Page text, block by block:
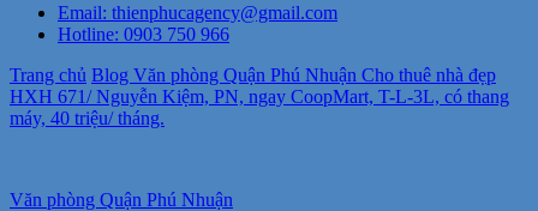
Email: thienphucagency@gmail.com
Hotline: 0903 750 966
Trang chủ Blog Văn phòng Quận Phú Nhuận Cho thuê nhà đẹp
HXH 671/ Nguyễn Kiệm, PN, ngay CoopMart, T-L-3L, có thang
máy, 40 triệu/ tháng.
Văn phòng Quận Phú Nhuận